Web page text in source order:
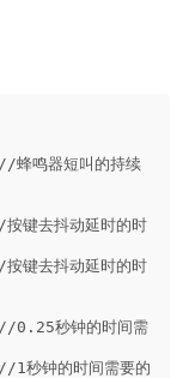
器短叫的持续
去抖动延时的时
去抖动延时的时
秒钟的时间需
钟的时间需要的